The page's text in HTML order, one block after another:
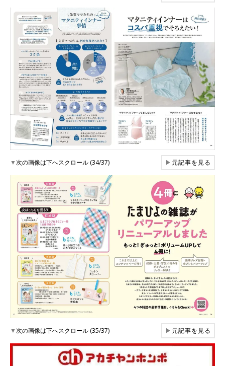
▼次の画像は下へスクロール (34/37) ▶元記事を見る
▼次の画像は下へスクロール (35/37) ▶元記事を見る